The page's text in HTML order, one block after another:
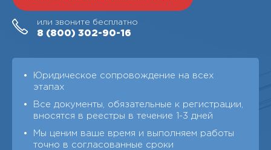
или звоните бесплатно
8 (800) 302-90-16
Юридическое сопровождение на всех
этапах
Все документы, обязательные к регистрации,
вносятся в реестры в течение 1-3 дней
Мы ценим ваше время и выполняем работы
точно в согласованные сроки